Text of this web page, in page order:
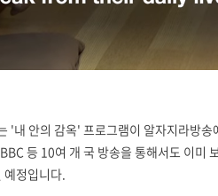
'내 안의 감옥' 프로그램이 알자지라방
등 10여 개 국 방송을 통해서도 이미
예정입니다.